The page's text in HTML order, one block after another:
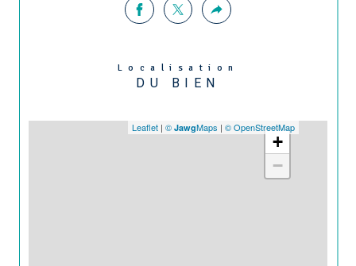
Localisation
DU BIEN
+
−
Leaflet | © JawgMaps | © OpenStreetMap